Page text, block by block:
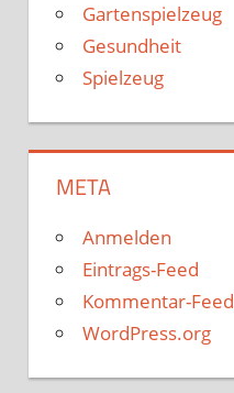
Gartenspielzeug
Gesundheit
Spielzeug
META
Anmelden
Eintrags-Feed
Kommentar-Feed
WordPress.org